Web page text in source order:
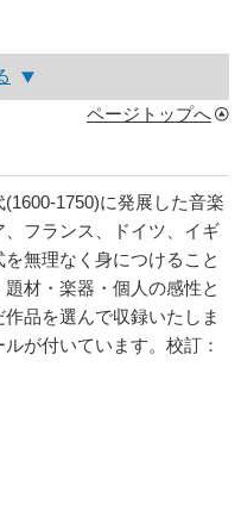
ページトップへ
1750)に発展した音楽
フランス、ドイツ、イギ
無理なく身につけること
材・楽器・個人の感性と
品を選んで収録いたしま
が付いています。校訂：